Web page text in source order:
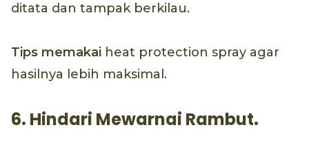
ditata dan tampak berkilau.
Tips memakai heat protection spray agar
hasilnya lebih maksimal.
6. Hindari Mewarnai Rambut.